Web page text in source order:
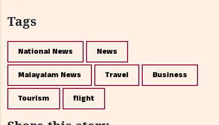
Tags
National News News
Malayalam News Travel Business
Tourism flight